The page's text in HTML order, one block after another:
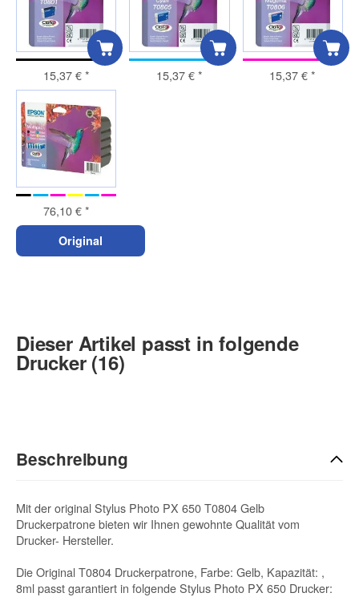
15,37 €* 15,37 €* 15,37 €*
76,10 €*
Original
Dieser Artikel passt in folgende
Drucker (16)
Beschreibung
Mit der original Stylus Photo PX 650 T0804 Gelb
Druckerpatrone bieten wir Ihnen gewohnte Qualität vom
Drucker- Hersteller.
Die Original T0804 Druckerpatrone, Farbe: Gelb, Kapazität: ,
8ml passt garantiert in folgende Stylus Photo PX 650 Drucker: